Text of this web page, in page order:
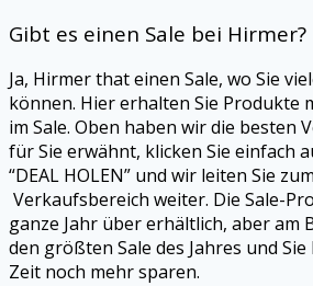
Gibt es einen Sale bei Hirmer?
Ja, Hirmerthat einen Sale, wo Sie
können. Hier erhalten Sie Produkte
im Sale. Oben haben wir die besten
für Sie erwähnt, klicken Sie einfach
“DEAL HOLEN” und wir leiten Sie zum
Verkaufsbereich weiter. Die Sale-
ganze Jahr über erhältlich, aber am
den größten Sale des Jahres und
Zeit noch mehr sparen.